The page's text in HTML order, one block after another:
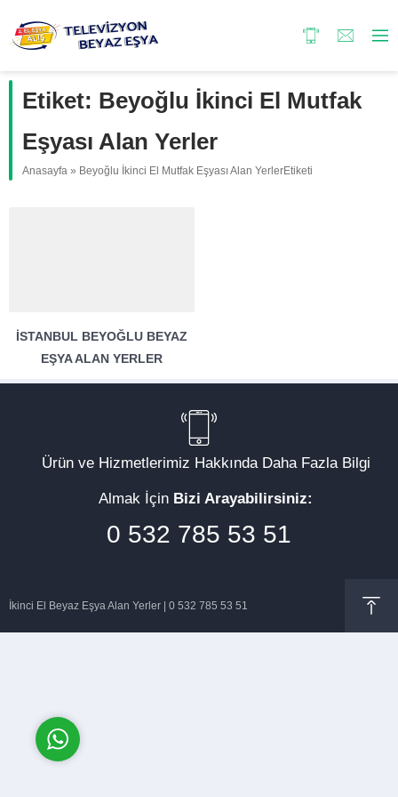
Etiket: Beyoğlu İkinci El Mutfak
Eşyası Alan Yerler
Anasayfa » Beyoğlu İkinci El Mutfak Eşyası Alan YerlerEtiketi
İSTANBUL BEYOĞLU BEYAZ
EŞYA ALAN YERLER
Ürün ve Hizmetlerimiz Hakkında Daha Fazla Bilgi
Almak İçin Bizi Arayabilirsiniz:
0 532 785 53 51
İkinci El Beyaz Eşya Alan Yerler | 0 532 785 53 51